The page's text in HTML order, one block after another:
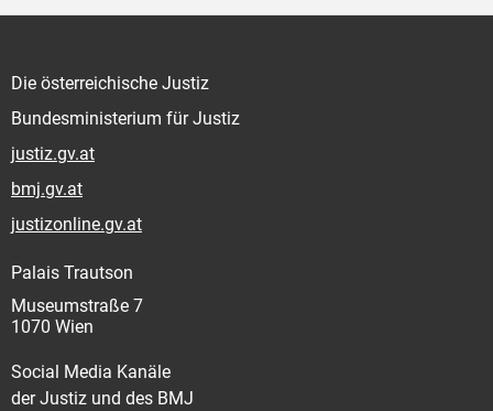
Die österreichische Justiz
Bundesministerium für Justiz
justiz.gv.at
bmj.gv.at
justizonline.gv.at
Palais Trautson
Museumstraße 7
1070 Wien
Social Media Kanäle
der Justiz und des BMJ